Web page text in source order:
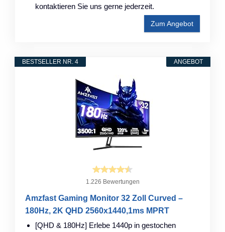
kontaktieren Sie uns gerne jederzeit.
Zum Angebot
ANGEBOT
BESTSELLER NR. 4
1.226 Bewertungen
Amzfast Gaming Monitor 32 Zoll Curved –
180Hz, 2K QHD 2560x1440,1ms MPRT
[QHD & 180Hz] Erlebe 1440p in gestochen